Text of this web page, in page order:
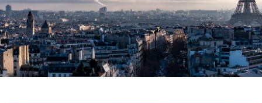
Drama
Fantasy
Horror